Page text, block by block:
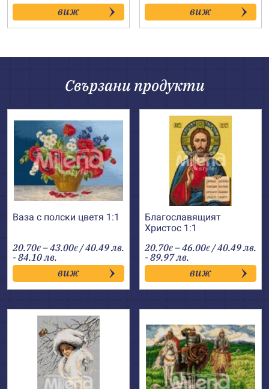
виж виж
Свързани продукти
Ваза с полски цветя 1:1
20.70€ –43.00€Price
range:
20.70€
through
43.00€
/ 40.49 лв.
- 84.10 лв.
виж
Благославящият
Христос 1:1
20.70€ –46.00€Price
range:
20.70€
through
46.00€
/ 40.49 лв.
- 89.97 лв.
виж